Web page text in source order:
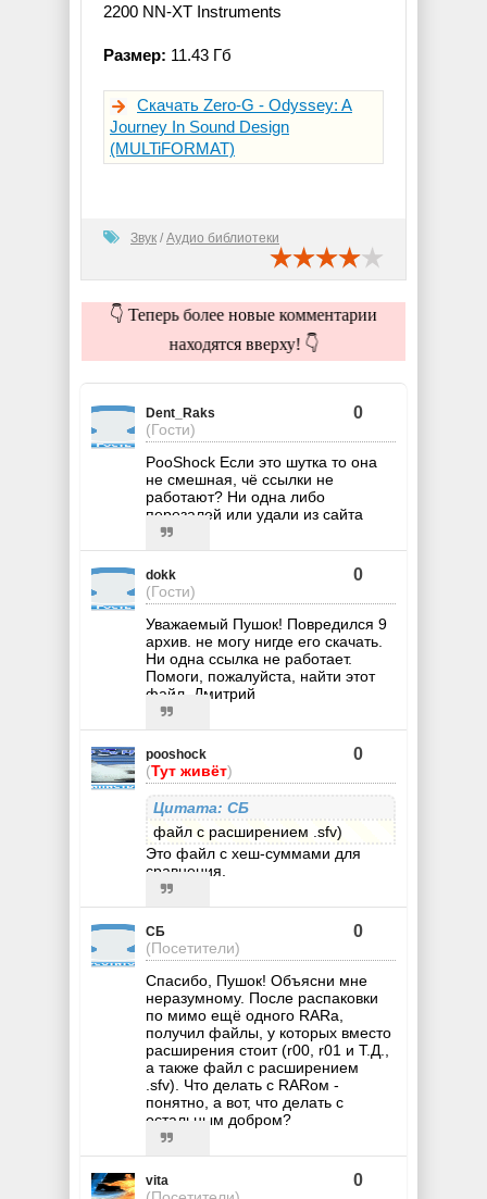
2200 NN-XT Instruments
Размер: 11.43 Гб
Скачать Zero-G - Odyssey: A
Journey In Sound Design
(MULTiFORMAT)
Звук / Аудио библиотеки
👇 Теперь более новые комментарии
находятся вверху! 👇
Dent_Raks
(Гости)
0
PooShock Если это шутка то она
не смешная, чё ссылки не
работают? Ни одна либо
перезалей или удали из сайта
dokk
(Гости)
0
Уважаемый Пушок! Повредился 9
архив. не могу нигде его скачать.
Ни одна ссылка не работает.
Помоги, пожалуйста, найти этот
файл. Дмитрий
pooshock
(Тут живёт)
0
Цитата: СБ
файл с расширением .sfv)
Это файл с хеш-суммами для
сравнения.
СБ
(Посетители)
0
Спасибо, Пушок! Объясни мне
неразумному. После распаковки
по мимо ещё одного RARa,
получил файлы, у которых вместо
расширения стоит (r00, r01 и Т.Д.,
а также файл с расширением
.sfv). Что делать с RARом -
понятно, а вот, что делать с
остальным добром?
vita 0